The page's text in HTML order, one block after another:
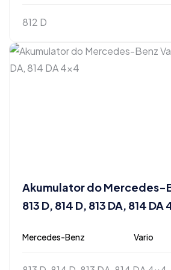
812 D
Akumulator do Mercedes-
813 D, 814 D, 813 DA, 814 DA
Mercedes-Benz Vario